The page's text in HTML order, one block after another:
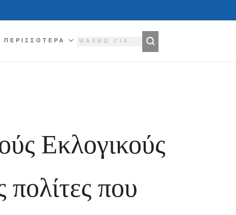
ΠΕΡΙΣΣΌΤΕΡΑ
Εκλογικούς
που